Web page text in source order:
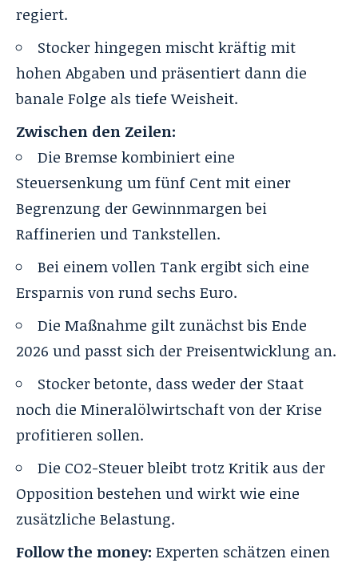
regiert.
Stocker hingegen mischt kräftig mit
hohen Abgaben und präsentiert dann die
banale Folge als tiefe Weisheit.
Zwischen den Zeilen:
Die Bremse kombiniert eine
Steuersenkung um fünf Cent mit einer
Begrenzung der Gewinnmargen bei
Raffinerien und Tankstellen.
Bei einem vollen Tank ergibt sich eine
Ersparnis von rund sechs Euro.
Die Maßnahme gilt zunächst bis Ende
2026 und passt sich der Preisentwicklung an.
Stocker betonte, dass weder der Staat
noch die Mineralölwirtschaft von der Krise
profitieren sollen.
Die CO2-Steuer bleibt trotz Kritik aus der
Opposition bestehen und wirkt wie eine
zusätzliche Belastung.
Follow the money: Experten schätzen einen